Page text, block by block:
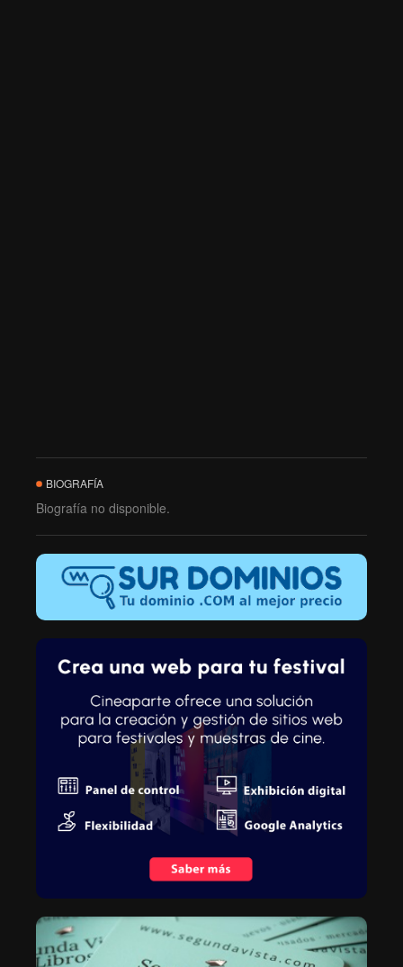
BIOGRAFÍA
Biografía no disponible.